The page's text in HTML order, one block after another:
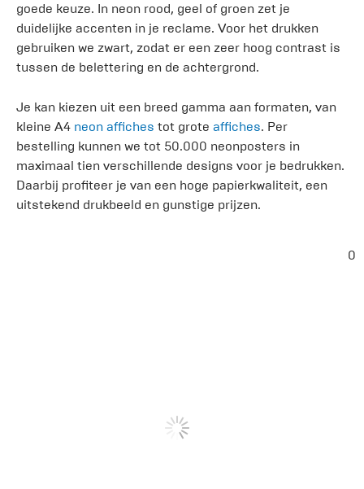
goede keuze. In neon rood, geel of groen zet je
duidelijke accenten in je reclame. Voor het drukken
gebruiken we zwart, zodat er een zeer hoog contrast is
tussen de belettering en de achtergrond.
Je kan kiezen uit een breed gamma aan formaten, van
kleine A4 neon affiches tot grote affiches. Per
bestelling kunnen we tot 50.000 neonposters in
maximaal tien verschillende designs voor je bedrukken.
Daarbij profiteer je van een hoge papierkwaliteit, een
uitstekend drukbeeld en gunstige prijzen.
0